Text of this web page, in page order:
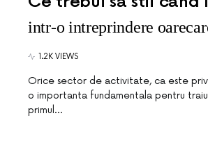
intr-o intreprindere
1.2K VIEWS
Orice sector de activitate, ca este
o importanta fundamentala pentru
primul…